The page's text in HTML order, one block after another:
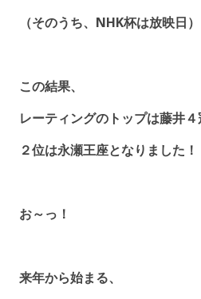
（そのうち、NHK杯は放映日）
この結果、
レーティングのトップは藤井４
２位は永瀬王座となりました！
お～っ！
来年から始まる、